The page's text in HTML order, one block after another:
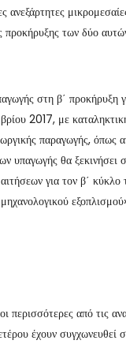
προκήρυξης των δύο
στη β΄ προκήρυξη
2017, με
παραγωγής, όπως
θα ξεκινήσει
για τον β΄
περισσότερες από τις
έχουν συγχωνευθεί